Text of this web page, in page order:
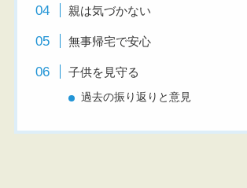
親は気づかない
無事帰宅で安心
子供を見守る
過去の振り返りと意見